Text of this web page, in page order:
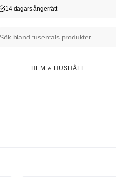
14 dagars ångerrätt
HEM & HUSHÅLL